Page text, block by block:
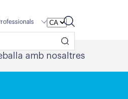
amb nosaltres